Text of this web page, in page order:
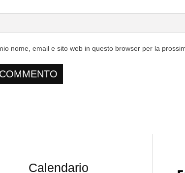
nome, email e sito web in questo browser per la
Calendario